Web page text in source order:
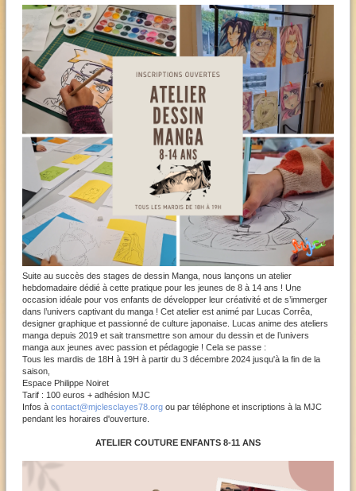
Suite au succès des stages de dessin Manga, nous lançons un atelier
hebdomadaire dédié à cette pratique pour les jeunes de 8 à 14 ans ! Une
occasion idéale pour vos enfants de développer leur créativité et de s’immerger
dans l’univers captivant du manga ! Cet atelier est animé par Lucas Corrêa,
designer graphique et passionné de culture japonaise. Lucas anime des ateliers
manga depuis 2019 et sait transmettre son amour du dessin et de l’univers
manga aux jeunes avec passion et pédagogie ! Cela se passe :
Tous les mardis de 18H à 19H à partir du 3 décembre 2024 jusqu'à la fin de la
saison,
Espace Philippe Noiret
Tarif : 100 euros + adhésion MJC
Infos à contact@mjclesclayes78.org ou par téléphone et inscriptions à la MJC
pendant les horaires d'ouverture.
ATELIER COUTURE ENFANTS 8-11 ANS